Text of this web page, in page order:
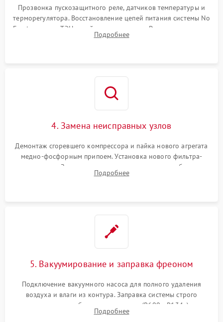
Прозвонка пускозащитного реле, датчиков температуры и
терморегулятора. Восстановление цепей питания системы No
Frost, включая ТЭН оттайки и вентилятор. Ремонт или замена
платы управления при сбоях алгоритмов.
Подробнее
4. Замена неисправных узлов
Демонтаж сгоревшего компрессора и пайка нового агрегата
медно-фосфорным припоем. Установка нового фильтра-
осушителя. Замена изношенных вентиляторов обдува,
сломанных заслонок или поврежденных дверных петель.
Подробнее
5. Вакуумирование и заправка фреоном
Подключение вакуумного насоса для полного удаления
воздуха и влаги из контура. Заправка системы строго
дозированным объемом хладагента (R600a, R134a) по
электронным весам. Контроль рабочего давления в системе.
Подробнее